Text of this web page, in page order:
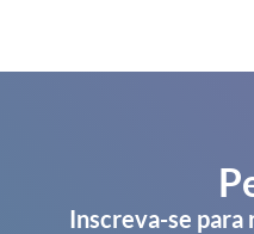
Inscreva-se para